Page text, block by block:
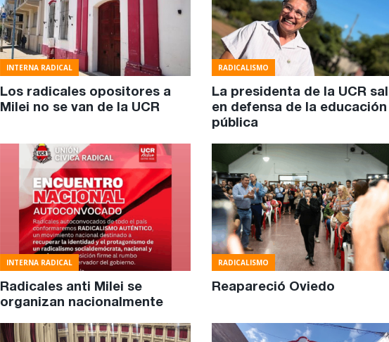
INTERNA RADICAL
Los radicales opositores a
Milei no se van de la UCR
RADICALISMO
La presidenta de la UCR
en defensa de la educación
pública
INTERNA RADICAL
Radicales anti Milei se
organizan nacionalmente
RADICALISMO
Reapareció Oviedo